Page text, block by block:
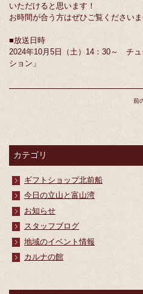
いただけると思います！
お時間が合う方はぜひご覧ください
■放送日時
2024年10月5日（土）14：30～ チ
ション」
前
カテゴリ
ギフトショップ北前船
今日の立山と富山湾
お知らせ
スタッフブログ
地域のイベント情報
カルナの館